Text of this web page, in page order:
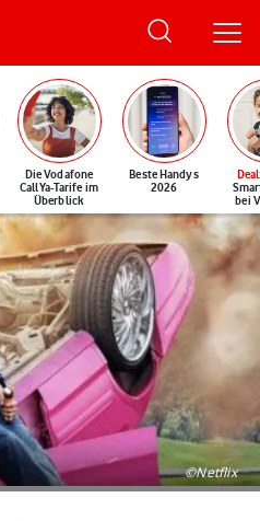
Die Vodafone
CallYa-Tarife im
Überblick
Beste Handys
2026
Deal
bei
©Netflix